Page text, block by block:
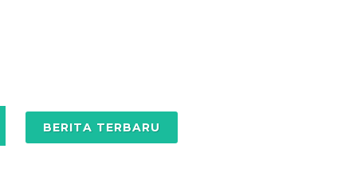
BERITA TERBARU